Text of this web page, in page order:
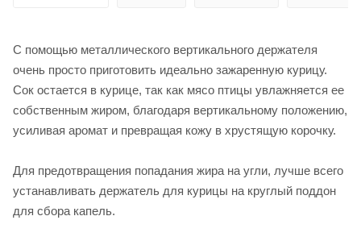
С помощью металлического вертикального держателя
очень просто приготовить идеально зажаренную курицу.
Сок остается в курице, так как мясо птицы увлажняется ее
собственным жиром, благодаря вертикальному положению,
усиливая аромат и превращая кожу в хрустящую корочку.
Для предотвращения попадания жира на угли, лучше всего
устанавливать держатель для курицы на круглый поддон
для сбора капель.